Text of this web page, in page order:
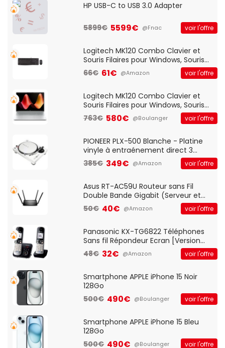
HP USB-C to USB 3.0 Adapter
5899€ 5599€ @Fnac voir l'offre
Logitech MK120 Combo Clavier et
Souris Filaires pour Windows, Souris
Optique Filaire, Connexion USB Plug
And Play, Confortable, Taille
QWERTY UK - Noir
66€ 61€ @Amazon voir l'offre
Logitech MK120 Combo Clavier et
Souris Filaires pour Windows, Souris
Optique Filaire, Connexion USB Plug
And Play, Confortable, Taille
QWERTY UK - Noir
763€ 580€ @Boulanger voir l'offre
PIONEER PLX-500 Blanche - Platine
vinyle à entraénement direct 3
vitesses (33-45-78 trs/min) avec
pre-ampli intégré et port USB
385€ 349€ @Amazon voir l'offre
Asus RT-AC59U Routeur sans Fil
Double Bande Gigabit (Serveur et
Client VPN, Triple Vlan, Mode Point
d'accès et Bridge, contrôle Parental,
50€ 40€ @Amazon voir l'offre
Panasonic KX-TG6822 Téléphones
Sans fil Répondeur Ecran [Version
Française]
48€ 32€ @Amazon voir l'offre
Smartphone APPLE iPhone 15 Noir
128Go
500€ 490€ @Boulanger voir l'offre
Smartphone APPLE iPhone 15 Bleu
128Go
500€ 490€ @Boulanger voir l'offre